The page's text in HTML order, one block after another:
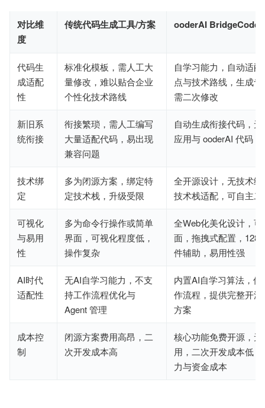
对比维
度
传统代码生成工具/方案 ooderAI BridgeCode
代码生
成适配
性
标准化模板，需人工大
量修改，难以贴合企业
个性化技术路线
自学习能力，自动适
点与技术路线，生成
需二次修改
新旧系
统衔接
衔接繁琐，需人工编写
大量适配代码，易出现
兼容问题
自动生成衔接代码，
应用与 ooderAI 代码
技术绑
定
多为闭源方案，绑定特
定技术栈，升级受限
全开源设计，无技术
技术栈适配，可自主
可视化
与易用
性
多为命令行操作或简单
界面，可视化程度低，
操作复杂
全Web化美化设计，
面，拖拽式配置，128
件辅助，易用性强
AI时代
适配性
无AI自学习能力，不支
持工作流程优化与
Agent 管理
内置AI自学习算法，
作流程，提供完整开
方案
成本控
制
闭源方案费用高昂，二
次开发成本高
核心功能免费开源，
用，二次开发成本低
力与资金成本